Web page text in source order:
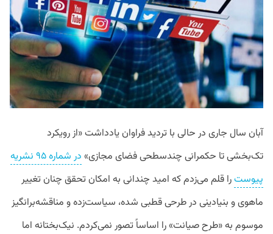
آبان‌ سال جاری در حالی با تردید فراوان یادداشت «از رویکرد
تک‌بخشی تا حکمرانی چندسطحی فضای مجازی»
در شماره ۹۵ نشریه
پیوسترا قلم می‌زدم که امید چندانی به امکان تحقق چنان تغییر
ماهوی و بنیادینی در طرحی قطبی شده، سیاست‌زده و مناقشه‌برانگیز
موسوم به «طرح صیانت» را اساساً تصور نمی‌کردم. نیک‌بختانه اما